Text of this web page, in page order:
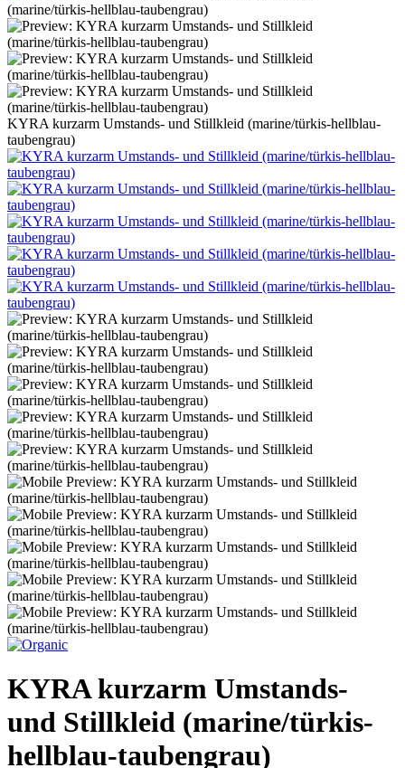
KYRA kurzarm Umstands- und Stillkleid (marine/türkis-hellblau-
taubengrau)
KYRA kurzarm Umstands-
und Stillkleid (marine/türkis-
hellblau-taubengrau)